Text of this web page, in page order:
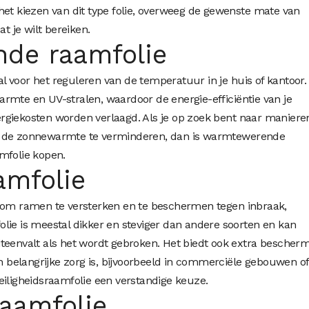
kiezen van dit type folie, overweeg de gewenste mate van
je wilt bereiken.
raamfolie
voor het reguleren van de temperatuur in je huis of kantoor.
en UV-stralen, waardoor de energie-efficiëntie van je
worden verlaagd. Als je op zoek bent naar
zonnewarmte te verminderen, dan is warmtewerende
kopen.
ramen te versterken en te beschermen tegen inbraak,
is meestal dikker en steviger dan andere soorten en kan
als het wordt gebroken. Het biedt ook extra
belangrijke zorg is, bijvoorbeeld in commerciële gebouwen
een verstandige keuze.